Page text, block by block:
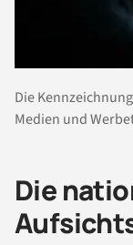
Die
Medien und
Die